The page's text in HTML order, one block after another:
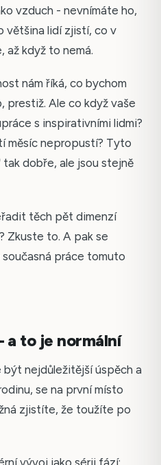
vzduch - nevnímáte ho,
většina lidí zjistí, co v
až když to nemá.
nám říká, co bychom
prestiž. Ale co když vaše
s inspirativními lidmi?
měsíc nepropustí? Tyto
dobře, ale jsou stejně
těch pět dimenzí
Zkuste to. A pak se
práce tomuto
a to je normální
nejdůležitější úspěch a
se na první místo
zjistíte, že toužíte po